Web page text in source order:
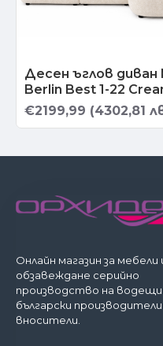
Десен ъглов диван
Berlin Best 1-22
€2199,99 (4302,81
Онлайн магазин за мебели
обзавеждане серийно
производство на водещи
български производители
вносители.